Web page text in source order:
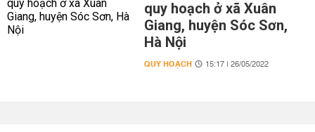
quy hoạch ở xã Xuân
Giang, huyện Sóc Sơn,
Hà Nội
QUY HOẠCH 15:17 | 26/05/2022